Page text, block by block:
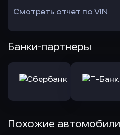
Смотреть отчет по VIN
Банки-партнеры
Похожие автомобили